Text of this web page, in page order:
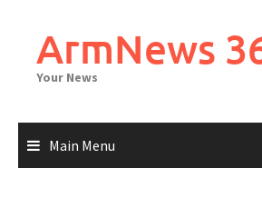
contentArmNews
Your News
Main Menu